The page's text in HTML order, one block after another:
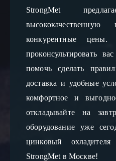
StrongMet
конкурентные
проконсультировать
помочь сделать
доставка и удобные
комфортное и
откладывайте на
оборудование уже
цинковый
StrongMet в Москве!